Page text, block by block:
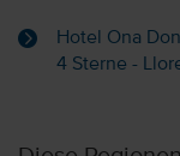
Hotel Ona
4 Sterne -